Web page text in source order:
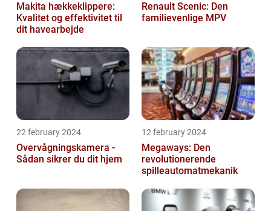
Makita hækkeklippere:
Kvalitet og effektivitet til
dit havearbejde
Renault Scenic: Den
familievenlige MPV
22 february 2024
Overvågningskamera -
Sådan sikrer du dit hjem
12 february 2024
Megaways: Den
revolutionerende
spilleautomatmekanik